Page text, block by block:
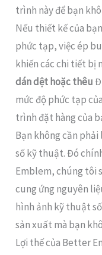
trình này để bạn
Nếu thiết kế của
phức tạp, việc ép
khiến các chi tiết bị
dán dệt hoặc thêu
mức độ phức tạp
trình đặt hàng của
Bạn không cần phải
số kỹ thuật. Đó
Emblem, chúng tôi
cung ứng nguyên
hình ảnh kỹ thuật
sản xuất mà bạn
Lợi thế của Better